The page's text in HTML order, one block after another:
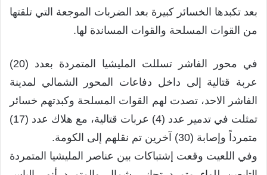
بعد تكبدها الخسائر كبيرة بعد الضربات الموجعة التي تلقتها
من القوات المسلحة والقوات المساندة لها.
في محور الفاشر تسللت المليشيا المتمردة بعدد (20)
عربة قتالية إلى داخل دفاعات المحور الشمالي لمدينة
الفاشر الاحد، تصدت لهم القوات المسلحة وكبدتهم خسائر
تمثلت في تدمير عدد (4) عربات قتالية، مع هلاك عدد (17)
متمرداً وإصابة (30) آخرين تم نقلهم إلى الكومة.
وفي اللعيت وقعت إشتباكات بين عناصر المليشيا المتمردة